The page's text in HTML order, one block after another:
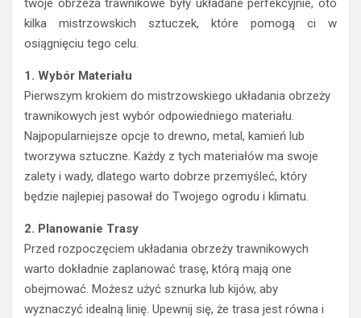
twoje obrzeża trawnikowe były układane perfekcyjnie, oto
kilka mistrzowskich sztuczek, które pomogą ci w
osiągnięciu tego celu.
1. Wybór Materiału
Pierwszym krokiem do mistrzowskiego układania obrzeży
trawnikowych jest wybór odpowiedniego materiału.
Najpopularniejsze opcje to drewno, metal, kamień lub
tworzywa sztuczne. Każdy z tych materiałów ma swoje
zalety i wady, dlatego warto dobrze przemyśleć, który
będzie najlepiej pasował do Twojego ogrodu i klimatu.
2. Planowanie Trasy
Przed rozpoczęciem układania obrzeży trawnikowych
warto dokładnie zaplanować trasę, którą mają one
obejmować. Możesz użyć sznurka lub kijów, aby
wyznaczyć idealną linię. Upewnij się, że trasa jest równa i